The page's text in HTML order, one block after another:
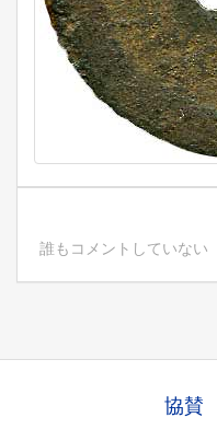
誰もコメントしていない
協賛